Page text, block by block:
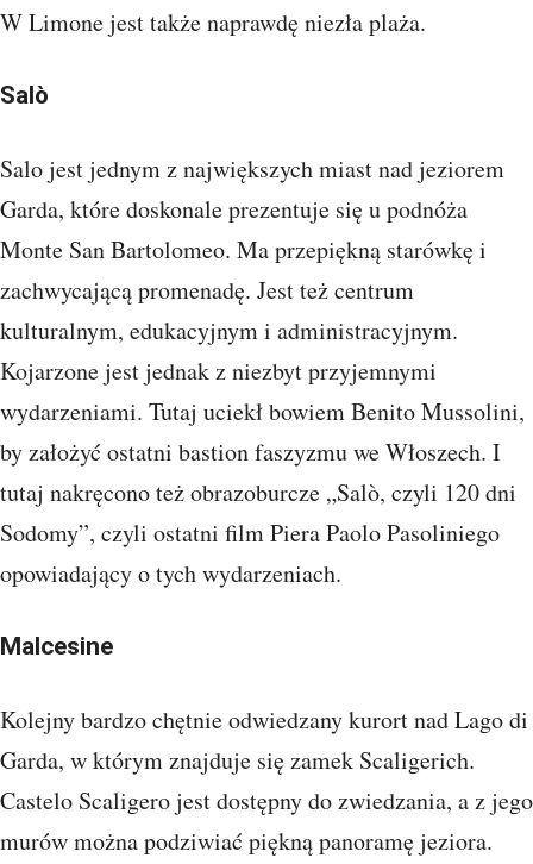
W Limone jest także naprawdę niezła plaża.
Salò
Salo jest jednym z największych miast nad jeziorem
Garda, które doskonale prezentuje się u podnóża
Monte San Bartolomeo. Ma przepiękną starówkę i
zachwycającą promenadę. Jest też centrum
kulturalnym, edukacyjnym i administracyjnym.
Kojarzone jest jednak z niezbyt przyjemnymi
wydarzeniami. Tutaj uciekł bowiem Benito Mussolini,
by założyć ostatni bastion faszyzmu we Włoszech. I
tutaj nakręcono też obrazoburcze „Salò, czyli 120 dni
Sodomy”, czyli ostatni film Piera Paolo Pasoliniego
opowiadający o tych wydarzeniach.
Malcesine
Kolejny bardzo chętnie odwiedzany kurort nad Lago di
Garda, w którym znajduje się zamek Scaligerich.
Castelo Scaligero jest dostępny do zwiedzania, a z jego
murów można podziwiać piękną panoramę jeziora.